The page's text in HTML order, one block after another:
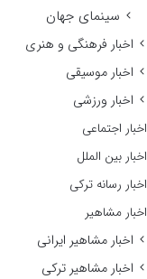
سینمای جهان
اخبار فرهنگی و هنری
اخبار موسیقی
اخبار ورزشی
اخبار اجتماعی
اخبار بین الملل
اخبار رسانه ترکی
اخبار مشاهیر
اخبار مشاهیر ایرانی
اخبار مشاهیر ترکی